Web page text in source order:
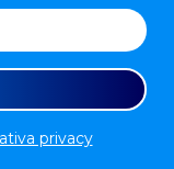
privacy